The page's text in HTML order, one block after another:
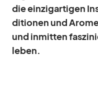
die ein­zig­ar­ti­gen
di­tio­nen und
und in­mit­ten
le­ben.